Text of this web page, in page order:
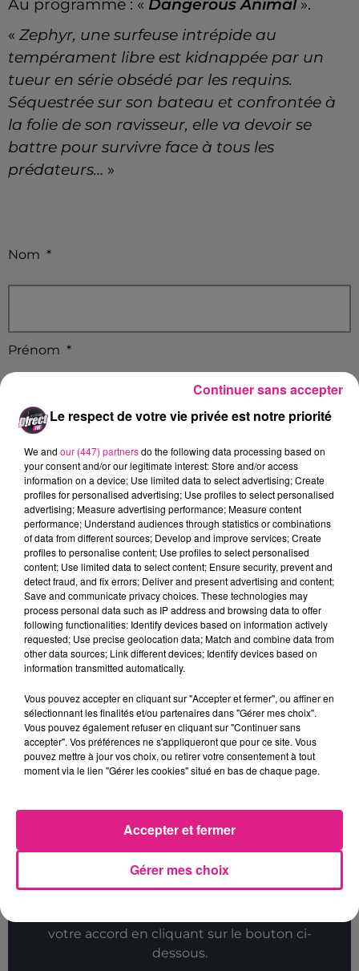
Au programme : « Dangerous Animal».
« Zephyr, une surfeuse intrépide au
tempérament libre est kidnappée par un
tueur en série obsédé par les requins.
Séquestrée sur son bateau et confrontée à
la folie de son ravisseur, elle va devoir se
battre pour survivre face à tous les
prédateurs… »
Nom *
Prénom *
Email
Ville
Téléphone*
Participer au jeu
Cet élément est masqué compte-tenu du refus
du dépôt de cookies que vous avez exprimé. Si
votre accord en cliquant sur le bouton ci-
dessous.
Le respect de votre vie privée est notre priorité
We and our (447) partnersdo the following data processing based on
your consent and/or our legitimate interest: Store and/or access
information on a device; Use limited data to select advertising; Create
profiles for personalised advertising; Use profiles to select personalised
advertising; Measure advertising performance; Measure content
performance; Understand audiences through statistics or combinations
of data from different sources; Develop and improve services; Create
profiles to personalise content; Use profiles to select personalised
content; Use limited data to select content; Ensure security, prevent and
detect fraud, and fix errors; Deliver and present advertising and content;
Save and communicate privacy choices. These technologies may
process personal data such as IP address and browsing data to offer
following functionalities: Identify devices based on information actively
requested; Use precise geolocation data; Match and combine data from
other data sources; Link different devices; Identify devices based on
information transmitted automatically.
Vous pouvez accepter en cliquant sur "Accepter et fermer", ou affiner en
sélectionnant les finalités et/ou partenaires dans "Gérer mes choix".
Vous pouvez également refuser en cliquant sur "Continuer sans
accepter". Vos préférences ne s'appliqueront que pour ce site. Vous
pouvez mettre à jour vos choix, ou retirer votre consentement à tout
moment via le lien "Gérer les cookies" situé en bas de chaque page.
Gérer mes choix
Accepter et fermer
Continuer sans accepter